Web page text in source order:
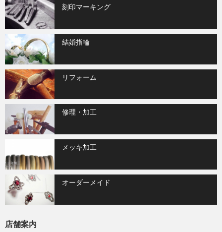
刻印マーキング
結婚指輪
リフォーム
修理・加工
メッキ加工
オーダーメイド
店舗案内